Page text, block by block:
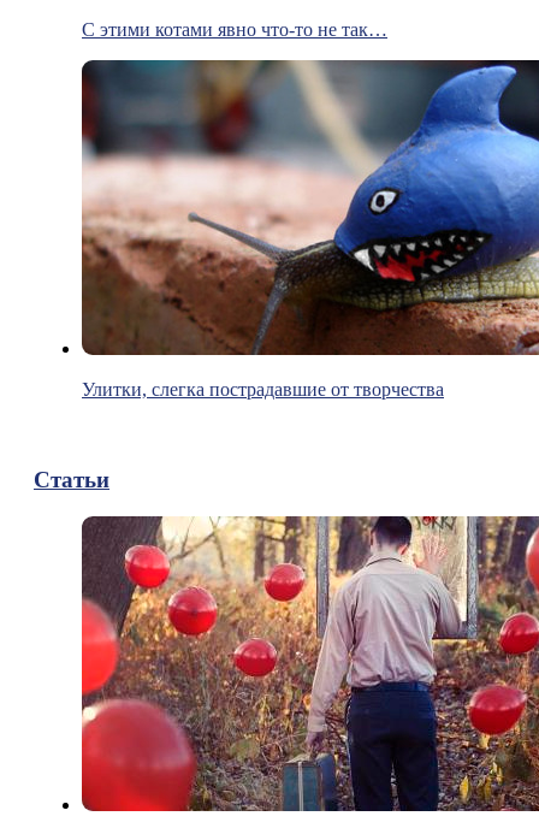
С этими котами явно что-то не так…
Улитки, слегка пострадавшие от творчества
Статьи